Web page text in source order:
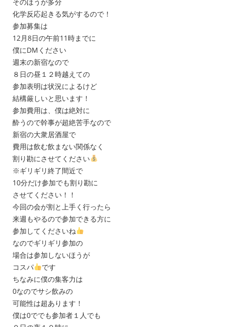
化学反応起きる気がするので！
参加募集は
12月8日の午前11時までに
僕にDMください
週末の新宿なので
８日の昼１２時越えての
参加表明は状況によるけど
結構厳しいと思います！
参加費用は、僕は絶対に
酔うので幹事が超絶苦手なので
新宿の大衆居酒屋で
費用は飲む飲まない関係なく
割り勘にさせてください
※ギリギリ終了間近で
10分だけ参加でも割り勘に
させてください！！
今回の会が割と上手く行ったら
来週もやるので参加できる方に
参加してくださいね
なのでギリギリ参加の
場合は参加しないほうが
コスパ
です
ちなみに僕の集客力は
0なのでサシ飲みの
可能性は超あります！
僕は0ででも参加者１人でも